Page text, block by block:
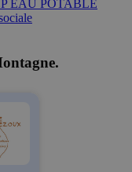
EAU POTABLE